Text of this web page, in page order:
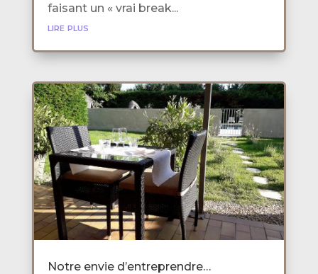
faisant un « vrai break...
lire plus
Notre envie d’entreprendre…